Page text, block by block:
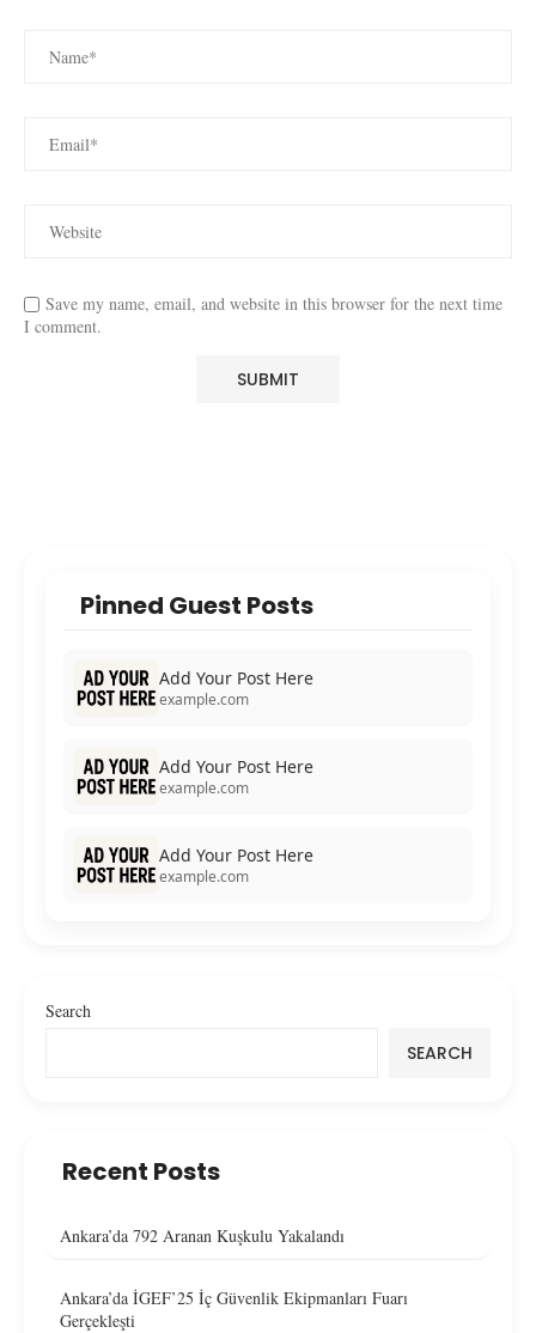
Save my name, email, and website in this browser for the next time
I comment.
Pinned Guest Posts
Add Your Post Here
example.com
Add Your Post Here
example.com
Add Your Post Here
example.com
Search
SEARCH
Recent Posts
Ankara’da 792 Aranan Kuşkulu Yakalandı
Ankara’da İGEF’25 İç Güvenlik Ekipmanları Fuarı
Gerçekleşti